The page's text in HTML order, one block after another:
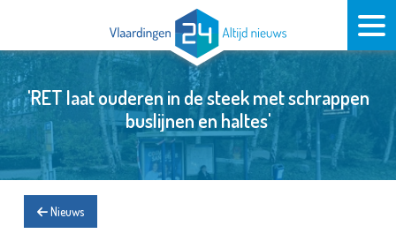
'RET laat ouderen in de steek met schrappen
buslijnen en haltes'
Nieuws